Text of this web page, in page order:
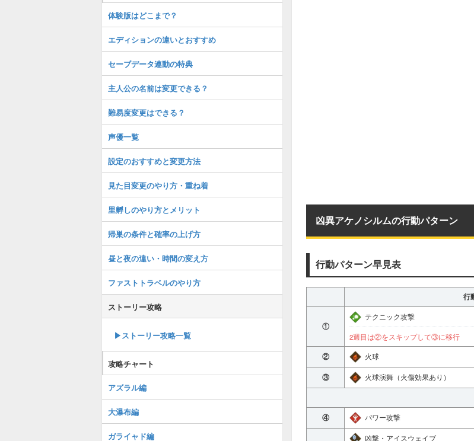
凶異アケノシルムの行動パターン
行動パターン早見表
行
①
テクニック攻撃
2週目は②をスキップして③に移行
② 火球
③ 火球演舞（火傷効果あり）
④ パワー攻撃
凶撃・アイスウェイブ
体験版はどこまで？
エディションの違いとおすすめ
セーブデータ連動の特典
主人公の名前は変更できる？
難易度変更はできる？
声優一覧
設定のおすすめと変更方法
見た目変更のやり方・重ね着
里孵しのやり方とメリット
帰巣の条件と確率の上げ方
昼と夜の違い・時間の変え方
ファストトラベルのやり方
ストーリー攻略
▶︎ストーリー攻略一覧
攻略チャート
アズラル編
大瀑布編
ガライャド編